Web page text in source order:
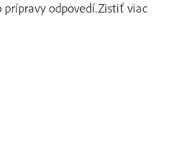
odpovedí.Zistiť viac